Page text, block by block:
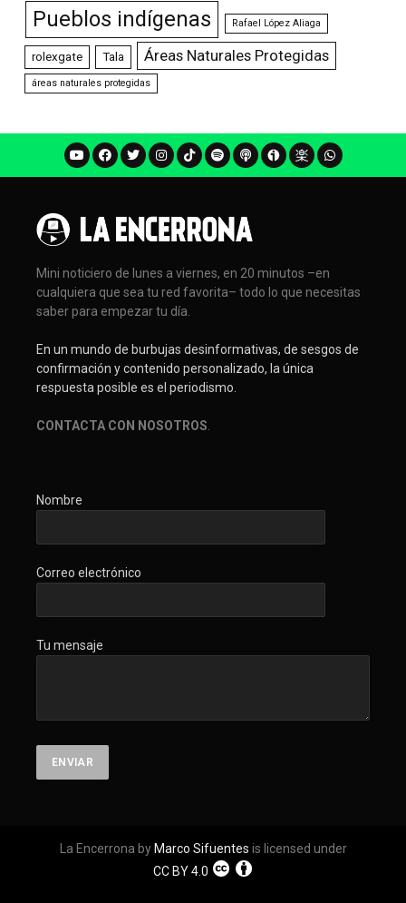
Pueblos indígenas Rafael López Aliaga
rolexgate Tala Áreas Naturales Protegidas
áreas naturales protegidas
Mini noticiero de lunes a viernes, en 20 minutos –en
cualquiera que sea tu red favorita– todo lo que necesitas
saber para empezar tu día.
En un mundo de burbujas desinformativas, de sesgos de
confirmación y contenido personalizado, la única
respuesta posible es el periodismo.
CONTACTA CON NOSOTROS
Nombre
Correo electrónico
Tu mensaje
La Encerrona by Marco Sifuentes is licensed under
CC BY 4.0